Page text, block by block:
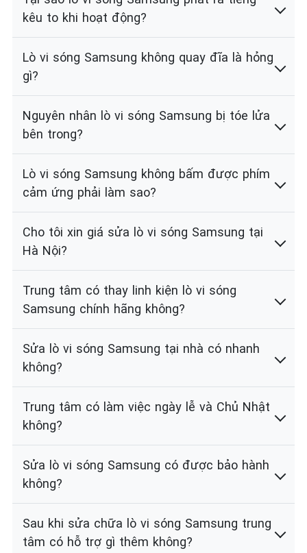
kêu to khi hoạt động?
Lò vi sóng Samsung không quay đĩa là hỏng
gì?
Nguyên nhân lò vi sóng Samsung bị tóe lửa
bên trong?
Lò vi sóng Samsung không bấm được phím
cảm ứng phải làm sao?
Cho tôi xin giá sửa lò vi sóng Samsung tại
Hà Nội?
Trung tâm có thay linh kiện lò vi sóng
Samsung chính hãng không?
Sửa lò vi sóng Samsung tại nhà có nhanh
không?
Trung tâm có làm việc ngày lễ và Chủ Nhật
không?
Sửa lò vi sóng Samsung có được bảo hành
không?
Sau khi sửa chữa lò vi sóng Samsung trung
tâm có hỗ trợ gì thêm không?